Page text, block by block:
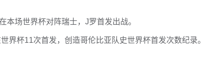
本场世界杯对阵瑞士，J罗首发出战。
界杯11次首发，创造哥伦比亚队史世界杯首发次数纪录。